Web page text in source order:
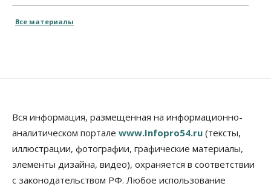
Треть автовладельцев в Новосибирской области
07 Августа 2026, 12:35
Общество
Синоптики рассказали о погоде в Новосибирске
на выходных
07 Августа 2026, 12:00
Все материалы
Вся информация, размещенная на информационно-
аналитическом портале www.Infopro54.ru (тексты,
иллюстрации, фотографии, графические материалы,
элементы дизайна, видео), охраняется в соответствии
с законодательством РФ. Любое использование